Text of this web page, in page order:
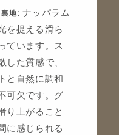
地: ナッパラム
を捉える滑ら
ています。ス
た質感で、
と自然に調和
可欠です。グ
り上がること
に感じられる